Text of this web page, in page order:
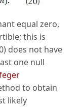
equal zero,
this is
does not have
one null
to obtain
likely